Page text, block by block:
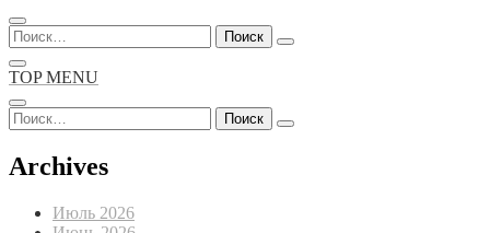
Найти:
TOP MENU
Найти:
Archives
Июль 2026